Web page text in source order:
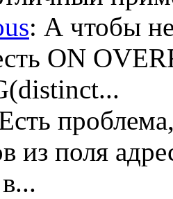
: А чтобы
ON
из поля